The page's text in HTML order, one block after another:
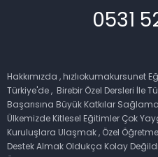
0531
Hakkımızda , hızlıokumakursunet
Türkiye'de , Birebir Özel Dersleri İle
Başarısına Büyük Katkılar
Ülkemizde Kitlesel Eğitimler Çok
Kuruluşlara Ulaşmak , Özel
Destek Almak Oldukça Kolay
Cevap Yaz